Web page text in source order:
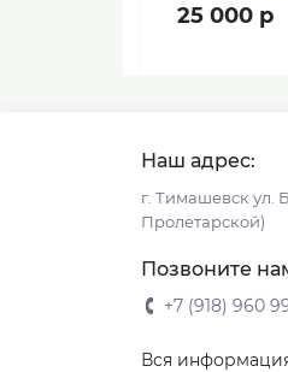
25 000 р
Наш адрес:
г. Тимашевск ул.
Пролетарской)
Позвоните
+7 (918) 960
Вся